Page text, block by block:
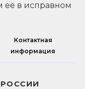
в исправном
Контактная
информация